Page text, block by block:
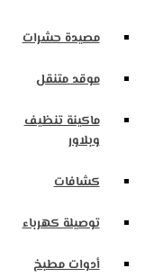
مصيدة حشرات
موقد متنقل
ماكينة تنظيف
وبلاور
كشافات
توصيلة كهرباء
أدوات مطبخ